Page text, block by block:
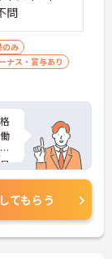
問
のみ
ナス・賞与あり
てもらう